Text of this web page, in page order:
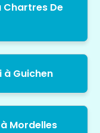
Chartres De
à Guichen
Mordelles